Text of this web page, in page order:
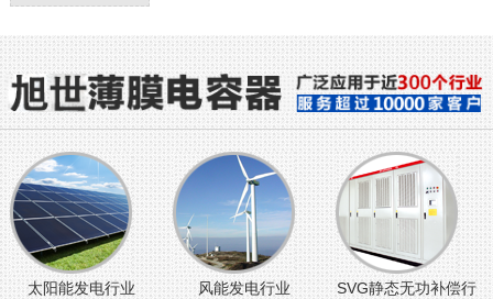
太阳能发电行业 风能发电行业
SVG静态无功补偿行